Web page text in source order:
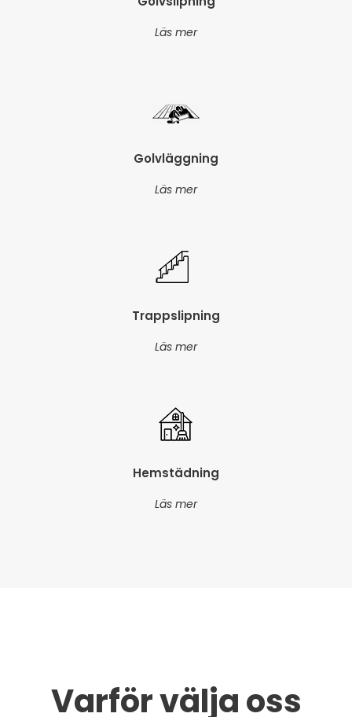
Läs mer
Golvläggning
Läs mer
Trappslipning
Läs mer
Hemstädning
Läs mer
Varför välja oss